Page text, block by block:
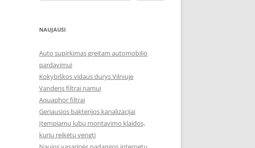
NAUJAUSI
Auto supirkimas greitam automobilio
pardavimui
Kokybiškos vidaus durys Vilniuje
Vandens filtrai namui
Aquaphor filtrai
Geriausios bakterijos kanalizacijai
Įtempiamų lubų montavimo klaidos,
kurių reikėtų vengti